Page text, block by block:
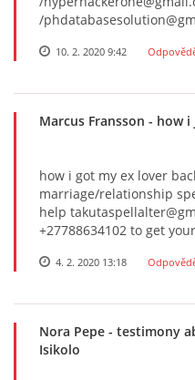
/
10. 2. 2020 9:42
Marcus Fransson - how i
how i got my ex lover
marriage/relationship
help
+27788634102 to get
4. 2. 2020 13:18
Nora Pepe - testimony
Isikolo